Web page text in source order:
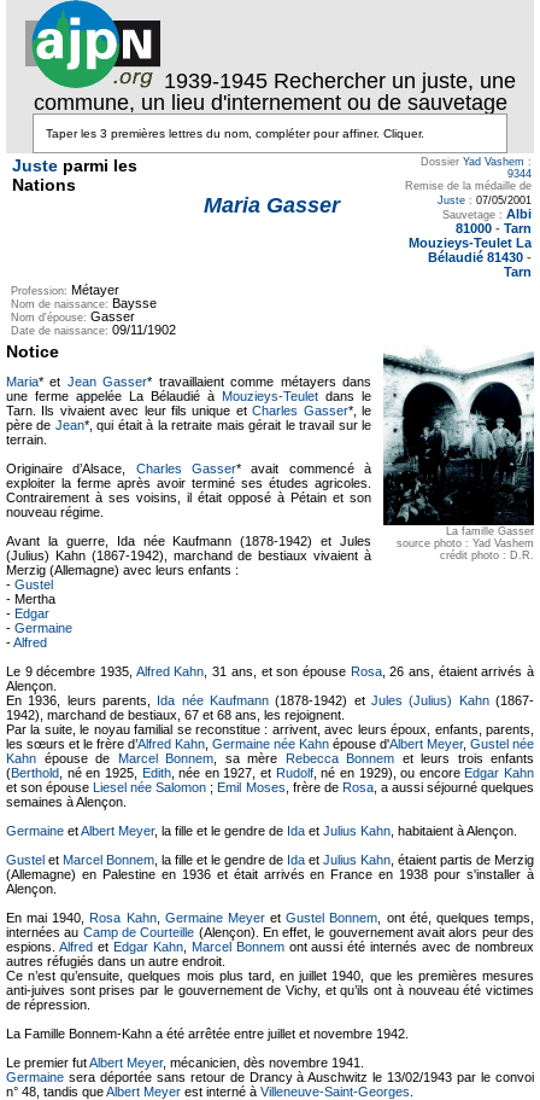
1939-1945 Rechercher un juste, une
commune, un lieu d'internement ou de sauvetage
Juste parmi les
Nations
Maria Gasser
Dossier Yad Vashem :
9344
Remise de la médaille de
Juste : 07/05/2001
Sauvetage : Albi
81000 - Tarn
Mouzieys-Teulet La
Bélaudié 81430 -
Tarn
Profession: Métayer
Nom de naissance: Baysse
Nom d'épouse: Gasser
Date de naissance: 09/11/1902
La famille Gasser
source photo : Yad Vashem
crédit photo : D.R.
Notice
Maria* et Jean Gasser* travaillaient comme métayers dans
une ferme appelée La Bélaudié à Mouzieys-Teulet dans le
Tarn. Ils vivaient avec leur fils unique etCharles Gasser*, le
père de Jean*, qui était à la retraite mais gérait le travail sur le
terrain.
Originaire d’Alsace, Charles Gasser* avait commencé à
exploiter la ferme après avoir terminé ses études agricoles.
Contrairement à ses voisins, il était opposé à Pétain et son
nouveau régime.
Avant la guerre, Ida née Kaufmann (1878-1942) et Jules
(Julius) Kahn (1867-1942), marchand de bestiaux vivaient à
Merzig (Allemagne) avec leurs enfants :
- Gustel
- Mertha
- Edgar
- Germaine
-Alfred
Le 9 décembre 1935, Alfred Kahn , 31 ans, et son épouse Rosa, 26 ans, étaient arrivés à
Alençon.
En 1936, leurs parents, Ida née Kaufmann (1878-1942) etJules (Julius) Kahn(1867-
1942), marchand de bestiaux, 67 et 68 ans, les rejoignent.
Par la suite, le noyau familial se reconstitue : arrivent, avec leurs époux, enfants, parents,
les sœurs et le frère d’Alfred Kahn Germaine née Kahn épouse d'Albert Meyer, Gustel née
Kahn épouse de Marcel Bonnem , sa mère Rebecca Bonnem et leurs trois enfants
(Berthold , né en 1925, Edith, née en 1927, et Rudolf, né en 1929), ou encoreEdgar Kahn
et son épouseLiesel née Salomon ;Emil Moses , frère de Rosa, a aussi séjourné quelques
semaines à Alençon.
Germaine etAlbert Meyer, la fille et le gendre de Ida et Julius Kahn , habitaient à Alençon.
Gustel et Marcel Bonnem , la fille et le gendre de Ida et Julius Kahn , étaient partis de Merzig
(Allemagne) en Palestine en 1936 et était arrivés en France en 1938 pour s'installer à
Alençon.
En mai 1940,Rosa Kahn, Germaine MeyeretGustel Bonnem , ont été, quelques temps,
internées au Camp de Courteille (Alençon). En effet, le gouvernement avait alors peur des
espions. Alfredet Edgar Kahn, Marcel Bonnemont aussi été internés avec de nombreux
autres réfugiés dans un autre endroit.
Ce n’est qu’ensuite, quelques mois plus tard, en juillet 1940, que les premières mesures
anti-juives sont prises par le gouvernement de Vichy, et qu’ils ont à nouveau été victimes
de répression.
La Famille Bonnem-Kahn a été arrêtée entre juillet et novembre 1942.
Le premier futAlbert Meyer, mécanicien, dès novembre 1941.
Germaine sera déportée sans retour de Drancy à Auschwitz le 13/02/1943 par le convoi
n° 48, tandis queAlbert Meyer est interné à Villeneuve-Saint-Georges